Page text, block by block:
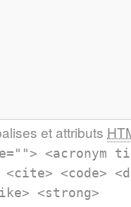
et attributs
<acronym
<code>
<strong>